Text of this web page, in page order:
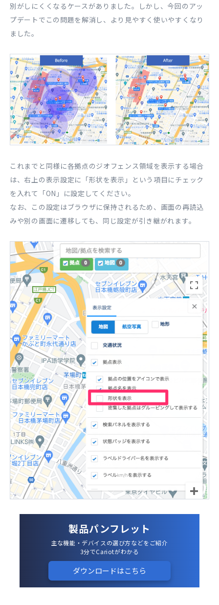
別がしにくくなるケースがありました。しかし、今回のアッ
プデートでこの問題を解消し、より見やすく使いやすくなり
ました。
これまでと同様に各拠点のジオフェンス領域を表示する場合
は、右上の表示設定に「形状を表示」という項目にチェック
を入れて「ON」に設定してください。
なお、この設定はブラウザに保持されるため、画面の再読込
みや別の画面に遷移しても、同じ設定が引き継がれます。
製品パンフレット
主な機能・デバイスの選び方などをご紹介
3分でCariotがわかる
ダウンロードはこちら